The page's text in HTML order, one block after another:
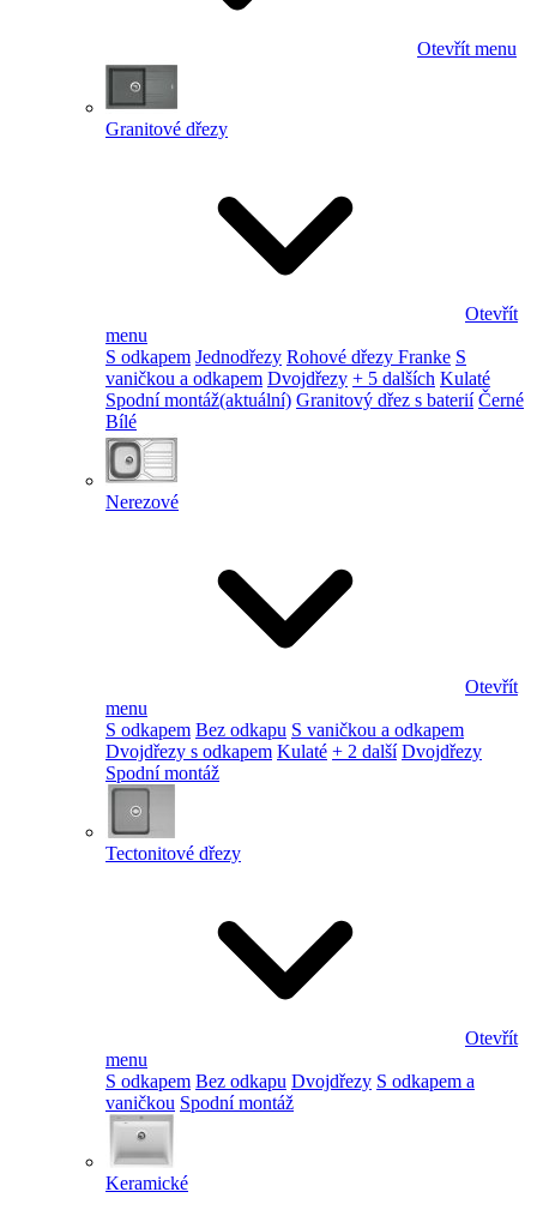
Otevřít menu
Granitové dřezy
Otevřít
menu
S odkapem Jednodřezy Rohové dřezy Franke S
vaničkou a odkapem Dvojdřezy + 5 dalších Kulaté
Spodní montáž(aktuální) Granitový dřez s baterií Černé
Bílé
Nerezové
Otevřít
menu
S odkapem Bez odkapu S vaničkou a odkapem
Dvojdřezy s odkapem Kulaté + 2 další Dvojdřezy
Spodní montáž
Tectonitové dřezy
Otevřít
menu
S odkapem Bez odkapu Dvojdřezy S odkapem a
vaničkou Spodní montáž
Keramické